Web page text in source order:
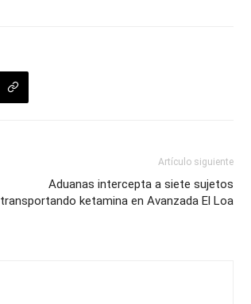
Artículo siguiente
Aduanas intercepta a siete sujetos
transportando ketamina en Avanzada El Loa